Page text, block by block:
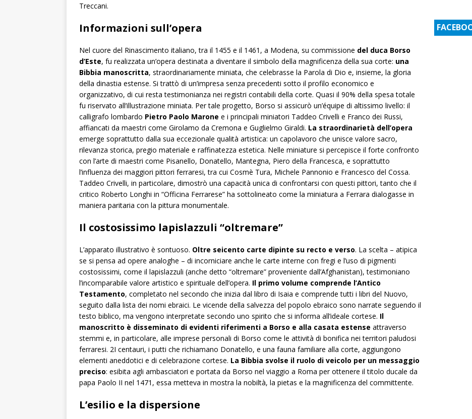
Treccani.
Informazioni sull’opera
Nel cuore del Rinascimento italiano, tra il 1455 e il 1461, a Modena, su commissione del duca Borso
d’Este, fu realizzata un’opera destinata a diventare il simbolo della magnificenza della sua corte: una
Bibbia manoscritta, straordinariamente miniata, che celebrasse la Parola di Dio e, insieme, la gloria
della dinastia estense. Si trattò di un’impresa senza precedenti sotto il profilo economico e
organizzativo, di cui resta testimonianza nei registri contabili della corte. Quasi il 90% della spesa totale
fu riservato all’illustrazione miniata. Per tale progetto, Borso si assicurò un’équipe di altissimo livello: il
calligrafo lombardo Pietro Paolo Marone e i principali miniatori Taddeo Crivelli e Franco dei Russi,
affiancati da maestri come Girolamo da Cremona e Guglielmo Giraldi. La straordinarietà dell’opera
emerge soprattutto dalla sua eccezionale qualità artistica: un capolavoro che unisce valore sacro,
rilevanza storica, pregio materiale e raffinatezza estetica. Nelle miniature si percepisce il forte confronto
con l’arte di maestri come Pisanello, Donatello, Mantegna, Piero della Francesca, e soprattutto
l’influenza dei maggiori pittori ferraresi, tra cui Cosmè Tura, Michele Pannonio e Francesco del Cossa.
Taddeo Crivelli, in particolare, dimostrò una capacità unica di confrontarsi con questi pittori, tanto che il
critico Roberto Longhi in “Officina Ferrarese” ha sottolineato come la miniatura a Ferrara dialogasse in
maniera paritaria con la pittura monumentale.
Il costosissimo lapislazzuli “oltremare”
L’apparato illustrativo è sontuoso. Oltre seicento carte dipinte su recto e verso. La scelta – atipica
se si pensa ad opere analoghe – di incorniciare anche le carte interne con fregi e l’uso di pigmenti
costosissimi, come il lapislazzuli (anche detto “oltremare” proveniente dall’Afghanistan), testimoniano
l’incomparabile valore artistico e spirituale dell’opera. Il primo volume comprende l’Antico
Testamento, completato nel secondo che inizia dal libro di Isaia e comprende tutti i libri del Nuovo,
seguito dalla lista dei nomi ebraici. Le vicende della salvezza del popolo ebraico sono narrate seguendo il
testo biblico, ma vengono interpretate secondo uno spirito che si informa all’ideale cortese. Il
manoscritto è disseminato di evidenti riferimenti a Borso e alla casata estense attraverso
stemmi e, in particolare, alle imprese personali di Borso come le attività di bonifica nei territori paludosi
ferraresi. 2I centauri, i putti che richiamano Donatello, e una fauna familiare alla corte, aggiungono
elementi aneddotici e di celebrazione cortese. La Bibbia svolse il ruolo di veicolo per un messaggio
preciso: esibita agli ambasciatori e portata da Borso nel viaggio a Roma per ottenere il titolo ducale da
papa Paolo II nel 1471, essa metteva in mostra la nobiltà, la pietas e la magnificenza del committente.
L’esilio e la dispersione